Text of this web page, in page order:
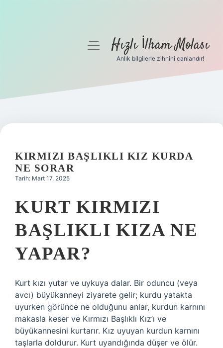
Gizlilik Politikası
Yasal Uyarı
menüyüHızlı İlham Molası
Anlık bilgilerle zihnini canlandır!
KIRMIZI BAŞLIKLI KIZ KURDA
NE SORAR
Tarih: Mart 17, 2025
KURT KIRMIZI
BAŞLIKLI KIZA NE
YAPAR?
Kurt kızı yutar ve uykuya dalar. Bir oduncu (veya
avcı) büyükanneyi ziyarete gelir; kurdu yatakta
uyurken görünce ne olduğunu anlar, kurdun karnını
makasla keser ve Kırmızı Başlıklı Kız’ı ve
büyükannesini kurtarır. Kız uyuyan kurdun karnını
taşlarla doldurur. Kurt uyandığında düşer ve ölür.